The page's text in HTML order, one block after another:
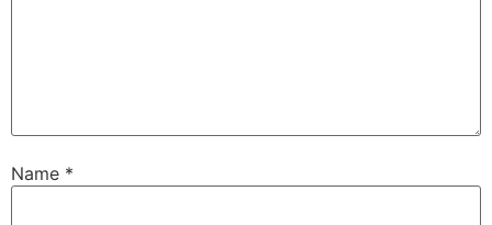
Name *